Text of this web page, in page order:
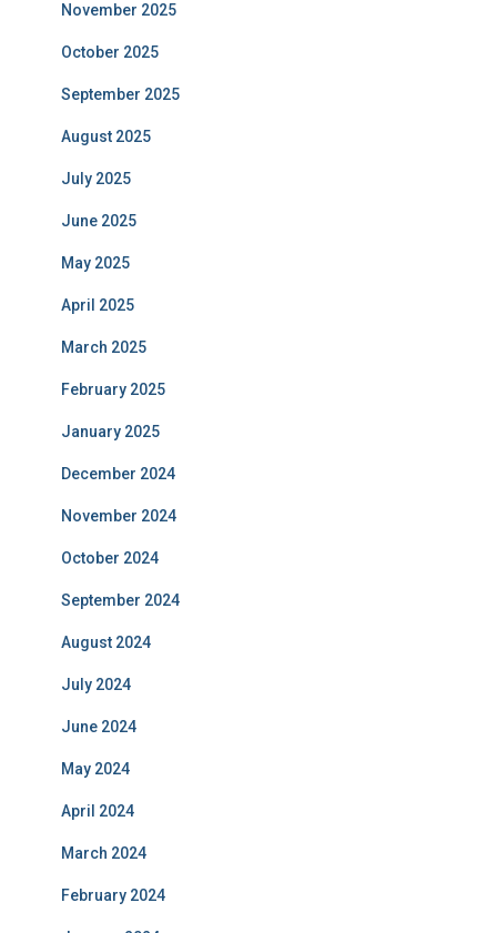
November 2025
October 2025
September 2025
August 2025
July 2025
June 2025
May 2025
April 2025
March 2025
February 2025
January 2025
December 2024
November 2024
October 2024
September 2024
August 2024
July 2024
June 2024
May 2024
April 2024
March 2024
February 2024